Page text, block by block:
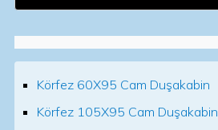
Körfez 60X95 Cam Duşakabin
Körfez 105X95 Cam Duşakabin